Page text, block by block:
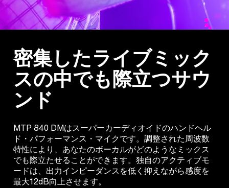
密集したライブミック
スの中でも際立つサウ
ンド
MTP 840 DMはスーパーカーディオイドのハンドヘル
ド・パフォーマンス・マイクです。調整された周波数
特性により、あなたのボーカルがどのようなミックス
でも際立たせることができます。独自のアクティブモ
ードは、出力インピーダンスを低く抑えながら感度を
最大12dB向上させます。